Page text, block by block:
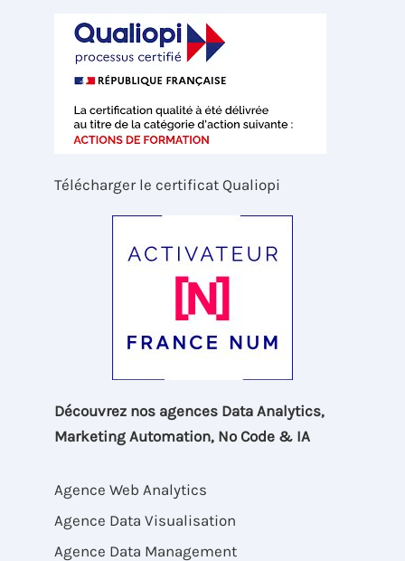
Télécharger le certificat Qualiopi
Découvrez nos agences Data Analytics,
Marketing Automation, No Code & IA
Agence Web Analytics
Agence Data Visualisation
Agence Data Management